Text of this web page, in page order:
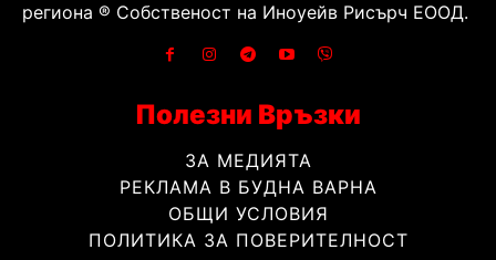
региона ® Собственост на Иноуейв Рисърч ЕООД.
Полезни Връзки
ЗА МЕДИЯТА
РЕКЛАМА В БУДНА ВАРНА
ОБЩИ УСЛОВИЯ
ПОЛИТИКА ЗА ПОВЕРИТЕЛНОСТ